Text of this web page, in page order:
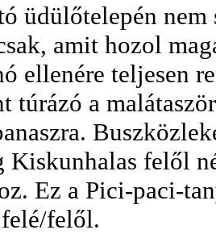
üdülőtelepén
amit hozol
ellenére teljesen
túrázó a
Kiskunhalas felől
Ez a Pici-paci-
felől.